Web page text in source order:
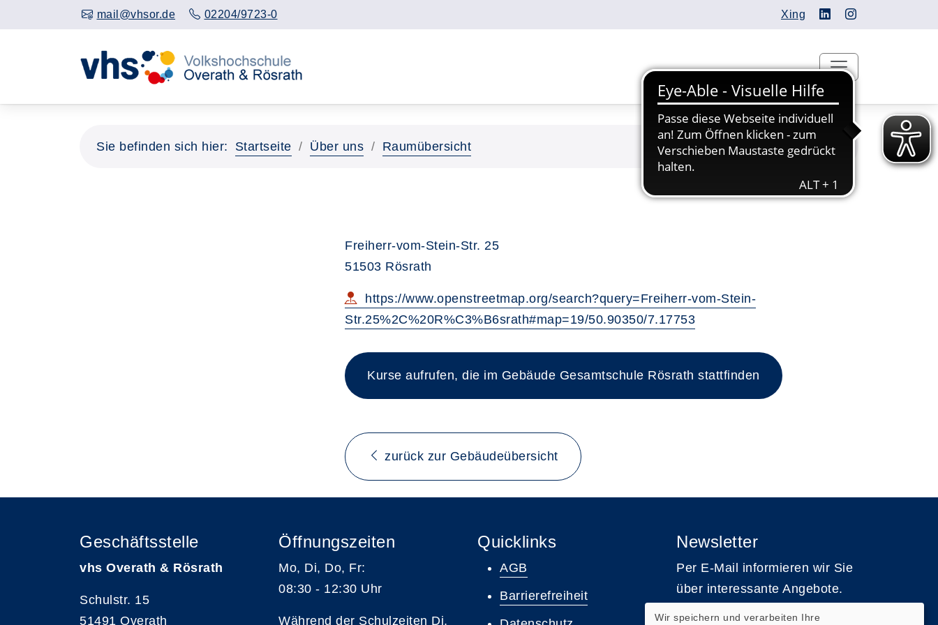
mail@vhsor.de 02204/9723-0 Xing
Sie befinden sich hier: Startseite Über uns Raumübersicht
Freiherr-vom-Stein-Str. 25
51503 Rösrath
https://www.openstreetmap.org/search?query=Freiherr-vom-Stein-
Str.25%2C%20R%C3%B6srath#map=19/50.90350/7.17753
Kurse aufrufen, die im Gebäude Gesamtschule Rösrath stattfinden
zurück zur Gebäudeübersicht
Geschäftsstelle
vhs Overath & Rösrath
Schulstr. 15
51491 Overath
Öffnungszeiten
Mo, Di, Do, Fr:
08:30 - 12:30 Uhr
Während der Schulzeiten Di,
Quicklinks
AGB
Barrierefreiheit
Newsletter
Per E-Mail informieren wir Sie
über interessante Angebote.
Wir speichern und verarbeiten Ihre